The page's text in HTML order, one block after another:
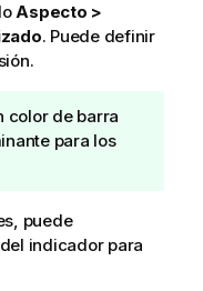
Aspecto >
. Puede definir
color de barra
para los
puede
indicador para